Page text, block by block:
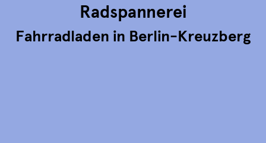
Radspannerei
Fahrradladen in Berlin-Kreuzberg